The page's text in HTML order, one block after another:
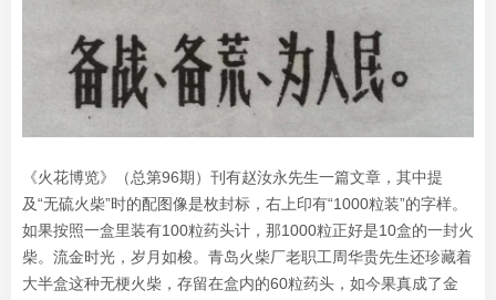
《火花博览》（总第96期）刊有赵汝永先生一篇文章，其中提
及“无硫火柴”时的配图像是枚封标，右上印有“1000粒装”的字样。
如果按照一盒里装有100粒药头计，那1000粒正好是10盒的一封火
柴。流金时光，岁月如梭。青岛火柴厂老职工周华贵先生还珍藏着
大半盒这种无梗火柴，存留在盒内的60粒药头，如今果真成了金